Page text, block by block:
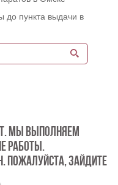
до пункта выдачи в
МЫ ВЫПОЛНЯЕМ
РАБОТЫ.
ПОЖАЛУЙСТА, ЗАЙДИТЕ